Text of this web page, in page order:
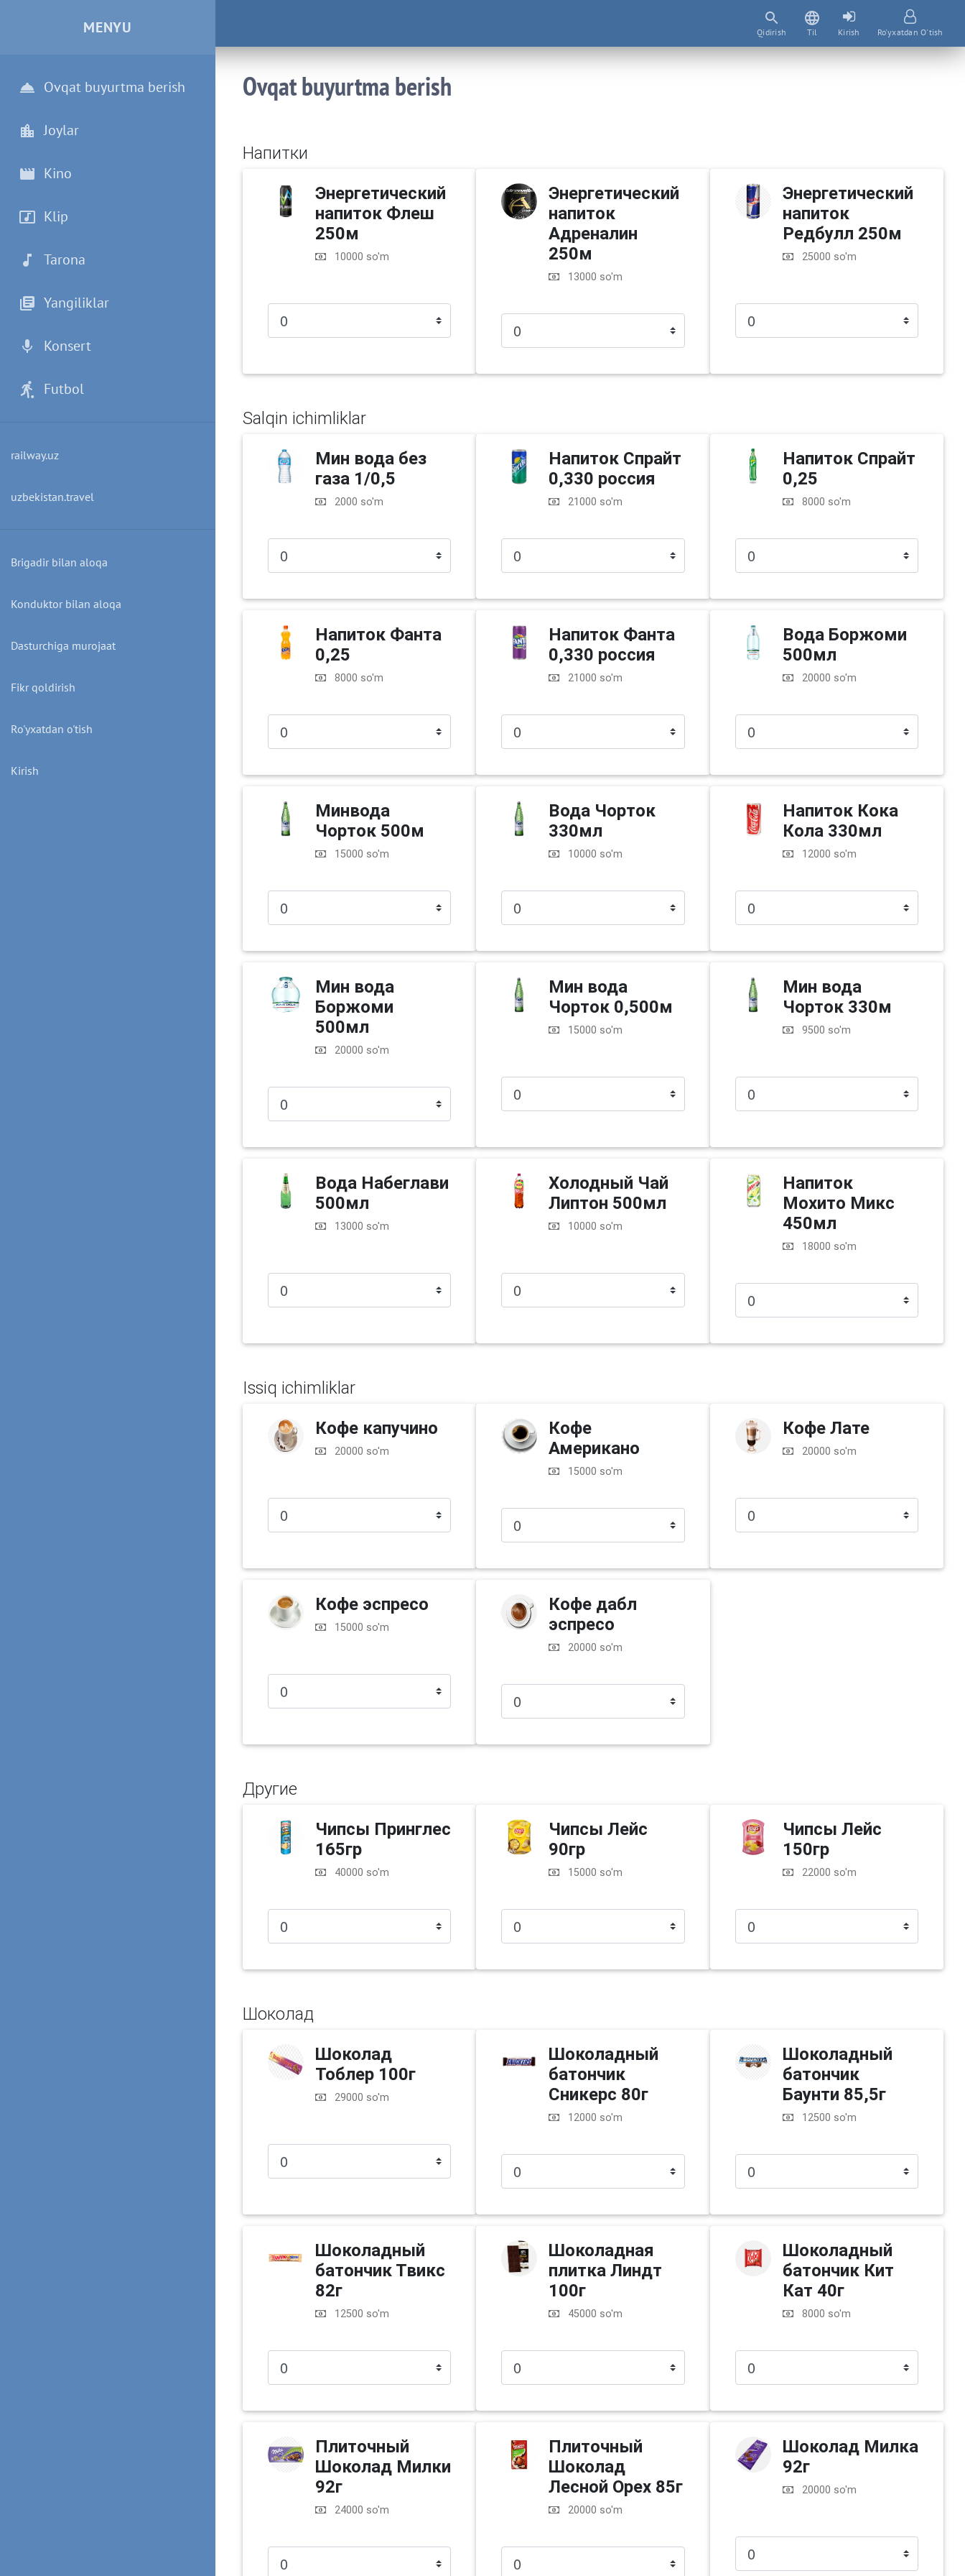
Qidirish Til Kirish Ro'yxatdan O'tish
MENYU
Ovqat buyurtma berish
Joylar
Kino
Klip
Tarona
Yangiliklar
Konsert
Futbol
railway.uz
uzbekistan.travel
Brigadir bilan aloqa
Konduktor bilan aloqa
Dasturchiga murojaat
Fikr qoldirish
Ro'yxatdan o'tish
Kirish
Ovqat buyurtma berish
Напитки
Энергетический
напиток Флеш
250м
10000 so'm
Энергетический
напиток
Адреналин
250м
13000 so'm
Энергетический
напиток
Редбулл 250м
25000 so'm
Salqin ichimliklar
Мин вода без
газа 1/0,5
2000 so'm
Напиток Спрайт
0,330 россия
21000 so'm
Напиток Спрайт
0,25
8000 so'm
Напиток Фанта
0,25
8000 so'm
Напиток Фанта
0,330 россия
21000 so'm
Вода Боржоми
500мл
20000 so'm
Минвода
Чорток 500м
15000 so'm
Вода Чорток
330мл
10000 so'm
Напиток Кока
Кола 330мл
12000 so'm
Мин вода
Боржоми
500мл
20000 so'm
Мин вода
Чорток 0,500м
15000 so'm
Мин вода
Чорток 330м
9500 so'm
Вода Набеглави
500мл
13000 so'm
Холодный Чай
Липтон 500мл
10000 so'm
Напиток
Мохито Микс
450мл
18000 so'm
Issiq ichimliklar
Кофе капучино
20000 so'm
Кофе
Американо
15000 so'm
Кофе Лате
20000 so'm
Кофе эспресо
15000 so'm
Кофе дабл
эспресо
20000 so'm
Другие
Чипсы Принглес
165гр
40000 so'm
Чипсы Лейс
90гр
15000 so'm
Чипсы Лейс
150гр
22000 so'm
Шоколад
Шоколад
Тоблер 100г
29000 so'm
Шоколадный
батончик
Сникерс 80г
12000 so'm
Шоколадный
батончик
Баунти 85,5г
12500 so'm
Шоколадный
батончик Твикс
82г
12500 so'm
Шоколадная
плитка Линдт
100г
45000 so'm
Шоколадный
батончик Кит
Кат 40г
8000 so'm
Плиточный
Шоколад Милки
92г
24000 so'm
Плиточный
Шоколад
Лесной Орех 85г
20000 so'm
Шоколад Милка
92г
20000 so'm